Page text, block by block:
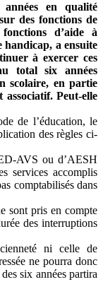
en qualité
des fonctions de
d’aide à
handicap, a ensuite
à exercer ces
total six années
scolaire, en partie
Peut-elle
de l’éducation, le
des règles ci-
AVS ou d’AESH
services accomplis
comptabilisés dans
sont pris en compte
des interruptions
ni celle de
ne pourra donc
six années partira